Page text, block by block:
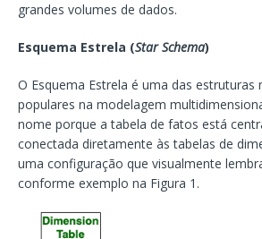
grandes volumes de dados.
Esquema Estrela (Star Schema)
O Esquema Estrela é uma das estruturas
populares na modelagem
nome porque a tabela de fatos está
conectada diretamente às tabelas de
uma configuração que visualmente
conforme exemplo na Figura 1.